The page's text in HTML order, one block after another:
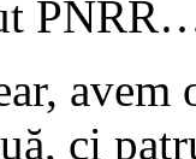
avem
ci